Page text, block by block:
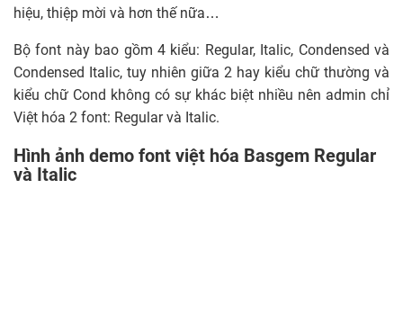
hiệu, thiệp mời và hơn thế nữa…
Bộ font này bao gồm 4 kiểu: Regular, Italic, Condensed và
Condensed Italic, tuy nhiên giữa 2 hay kiểu chữ thường và
kiểu chữ Cond không có sự khác biệt nhiều nên admin chỉ
Việt hóa 2 font: Regular và Italic.
Hình ảnh demo font việt hóa Basgem Regular
và Italic